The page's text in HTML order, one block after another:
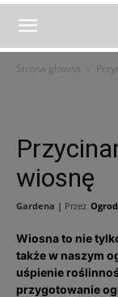
Strona główna
wiosnę
Gardena | Przez
Wiosna to nie
także w naszym
uśpienie
przygotowanie